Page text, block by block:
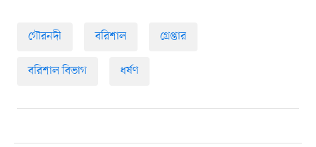
গৌরনদী বরিশাল গ্রেপ্তার
বরিশাল বিভাগ ধর্ষণ